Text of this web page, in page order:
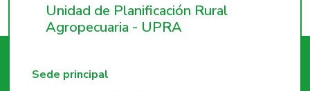
Unidad de Planificación Rural
Agropecuaria - UPRA
Sede principal